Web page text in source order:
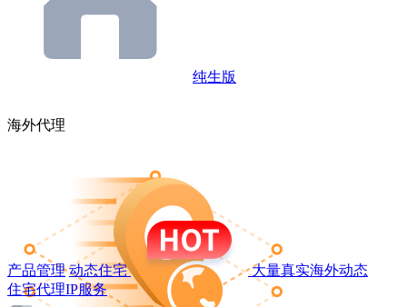
纯生版
海外代理
产品管理 动态住宅
大量真实海外动态
住宅代理IP服务